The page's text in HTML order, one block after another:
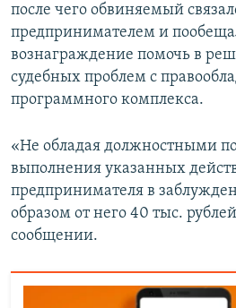
после чего обвиняемый
предпринимателем и
вознаграждение помочь в
судебных проблем с
программного комплекса.
«Не обладая должностными
выполнения указанных
предпринимателя в
образом от него 40 тыс.
сообщении.